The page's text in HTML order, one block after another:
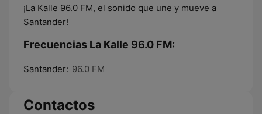
¡La Kalle 96.0 FM, el sonido que une y mueve a
Santander!
Frecuencias La Kalle 96.0 FM:
Santander: 96.0 FM
Contactos